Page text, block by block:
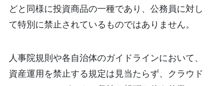
どと同様に投資商品の一種であり、公務員に対し
て特別に禁止されているものではありません。
人事院規則や各自治体のガイドラインにおいて、
資産運用を禁止する規定は見当たらず、クラウド